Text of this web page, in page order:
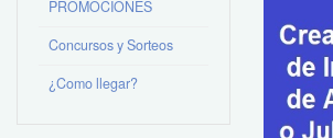
PROMOCIONES
Concursos y Sorteos
¿Como llegar?